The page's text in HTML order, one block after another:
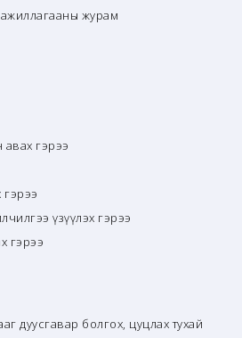
журам
авах гэрээ
гэрээ
үзүүлэх гэрээ
гэрээ
дуусгавар болгох, цуцлах тухай